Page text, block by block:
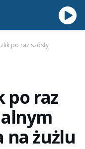
po raz szósty
po raz
na żużlu